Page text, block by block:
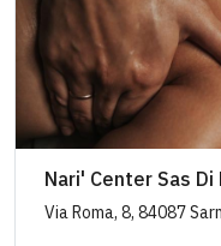
Nari' Center Sas Di
Via Roma, 8, 84087